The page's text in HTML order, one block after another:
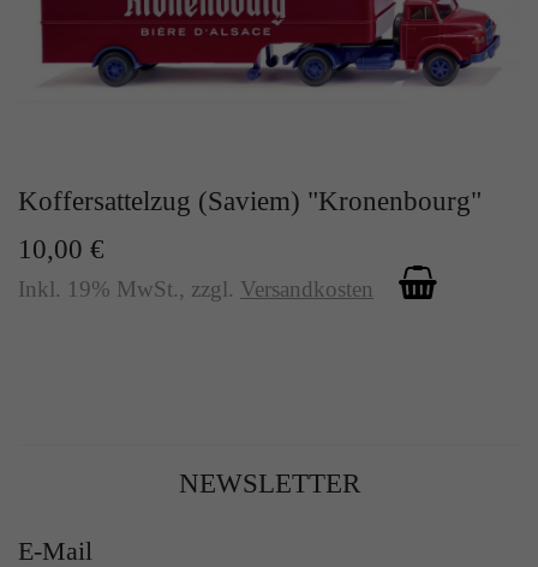
Koffersattelzug (Saviem) "Kronenbourg"
10,00 €
Inkl. 19% MwSt., zzgl. Versandkosten
NEWSLETTER
E-Mail